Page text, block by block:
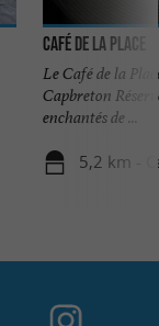
Café de la Place
Le Café de la
Capbreton
enchantés de ...
5,2 km -